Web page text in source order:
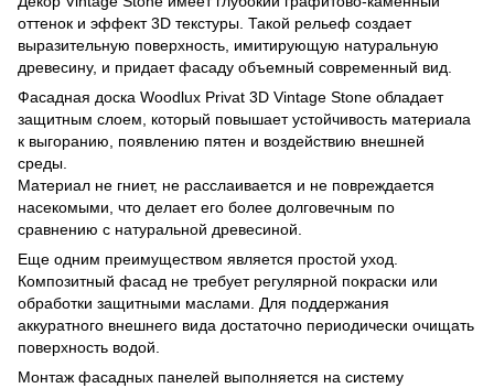
оттенок и эффект 3D текстуры. Такой рельеф создает
выразительную поверхность, имитирующую натуральную
древесину, и придает фасаду объемный современный вид.
Фасадная доска Woodlux Privat 3D Vintage Stone обладает
защитным слоем, который повышает устойчивость материала
к выгоранию, появлению пятен и воздействию внешней
среды.
Материал не гниет, не расслаивается и не повреждается
насекомыми, что делает его более долговечным по
сравнению с натуральной древесиной.
Еще одним преимуществом является простой уход.
Композитный фасад не требует регулярной покраски или
обработки защитными маслами. Для поддержания
аккуратного внешнего вида достаточно периодически очищать
поверхность водой.
Монтаж фасадных панелей выполняется на систему